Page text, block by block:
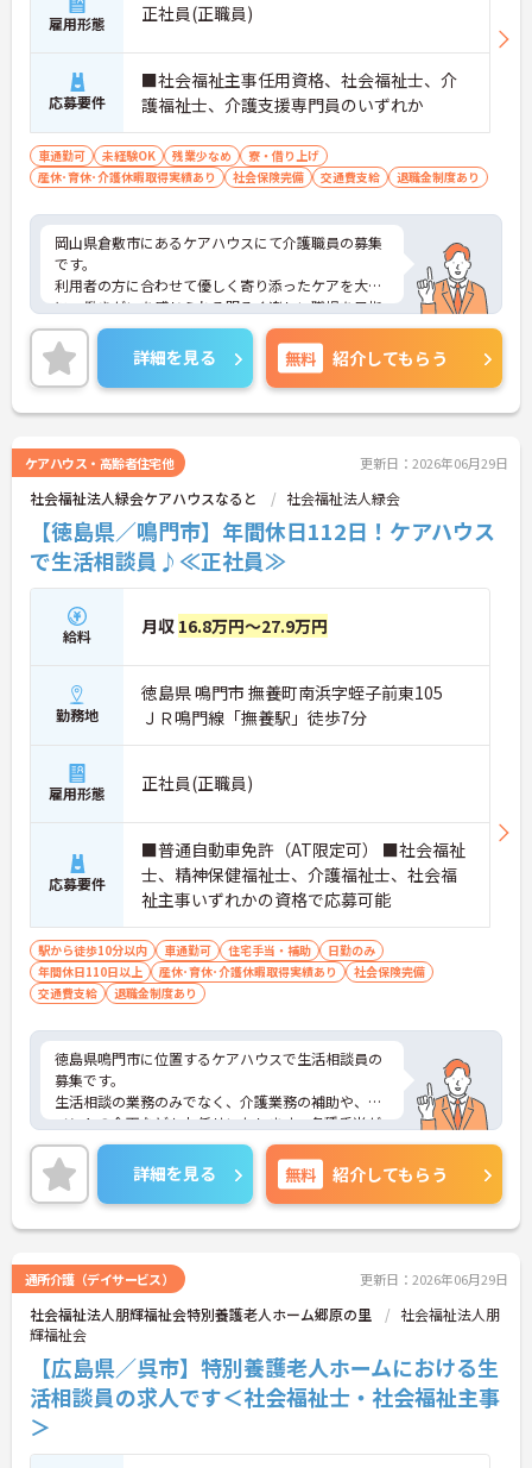
雇用形態 正社員(正職員)
応募要件
■社会福祉主事任用資格、社会福祉士、介
護福祉士、介護支援専門員のいずれか
車通勤可 未経験OK 残業少なめ
寮・借り上げ
産休･育休･介護休暇取得実績あり
社会保険完備 交通費支給 退職金制度あり
岡山県倉敷市にあるケアハウスにて介護職員の募集
です。
利用者の方に合わせて優しく寄り添ったケアを大切
に、働きがいを感じられる明るく楽しい職場を目指
しています。
ご興味ある方には、面接対策ポイントなど、さらに
詳細をお話しいたしますのでお気軽にご相談くださ
い！
詳細を見る 無料 紹介してもらう
ケアハウス・高齢者住宅他 更新日：2026年06月29日
社会福祉法人緑会ケアハウスなると 社会福祉法人緑会
【徳島県／鳴門市】年間休日112日！ケアハウス
で生活相談員♪≪正社員≫
給料 月収 16.8万円～27.9万円
勤務地
徳島県 鳴門市 撫養町南浜字蛭子前東105
ＪＲ鳴門線「撫養駅」徒歩7分
雇用形態 正社員(正職員)
応募要件
■普通自動車免許（AT限定可） ■社会福祉
士、精神保健福祉士、介護福祉士、社会福
祉主事いずれかの資格で応募可能
駅から徒歩10分以内 車通勤可 住宅手当・補助
日勤のみ
年間休日110日以上
産休･育休･介護休暇取得実績あり
社会保険完備
交通費支給
退職金制度あり
徳島県鳴門市に位置するケアハウスで生活相談員の
募集です。
生活相談の業務のみでなく、介護業務の補助や、イ
ベントの企画などもお任せいたします。各種手当が
充実しており就業環境も抜群です♪
ご興味のある方には、面接対策ポイントなど、さら
に詳細をお話しいたしますのでお気軽にご相談くだ
さい！
詳細を見る 無料 紹介してもらう
通所介護（デイサービス） 更新日：2026年06月29日
社会福祉法人朋輝福祉会特別養護老人ホーム郷原の里
社会福祉法人朋
輝福祉会
【広島県／呉市】特別養護老人ホームにおける生
活相談員の求人です＜社会福祉士・社会福祉主事
＞